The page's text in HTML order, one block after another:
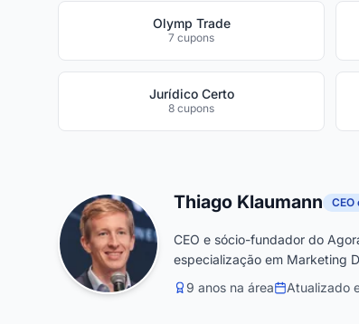
Olymp Trade
7 cupons
Jurídico Certo
8 cupons
Thiago Klaumann
CEO e sócio-fundador do
especialização em Marketing
9 anos na área
Atualizado